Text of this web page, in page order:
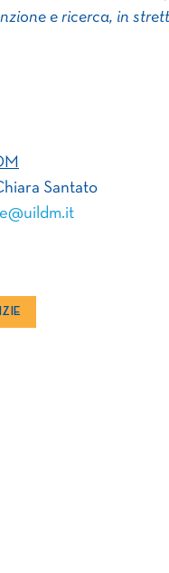
e ricerca, in
Santato